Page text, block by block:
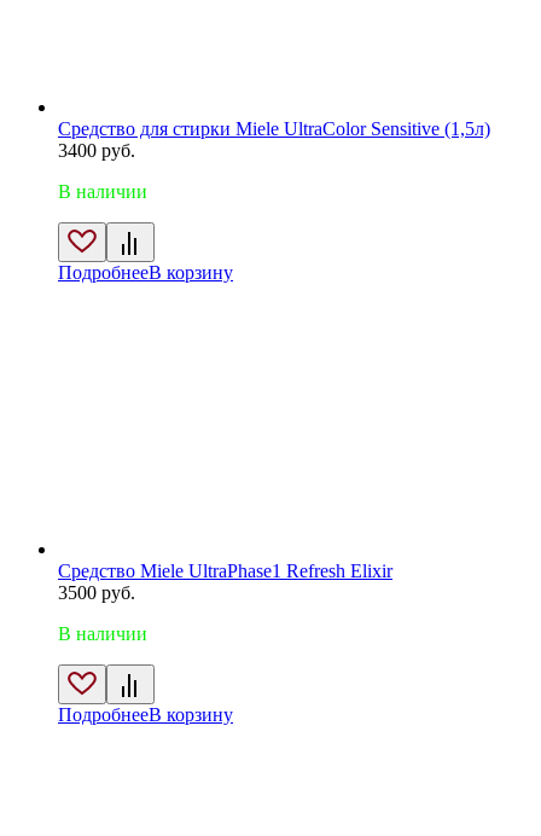
Средство для стирки Miele UltraColor Sensitive (1,5л)
3400 руб.
В наличии
ПодробнееВ корзину
Средство Miele UltraPhase1 Refresh Elixir
3500 руб.
В наличии
ПодробнееВ корзину